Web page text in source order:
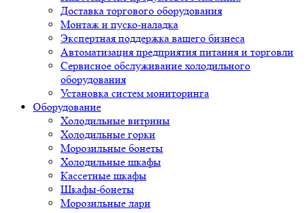
Доставка торгового оборудования
Монтаж и пуско-наладка
Экспертная поддержка вашего бизнеса
Автоматизация предприятия питания и торговли
Сервисное обслуживание холодильного
оборудования
Установка систем мониторинга
Оборудование
Холодильные витрины
Холодильные горки
Морозильные бонеты
Холодильные шкафы
Кассетные шкафы
Шкафы-бонеты
Морозильные лари